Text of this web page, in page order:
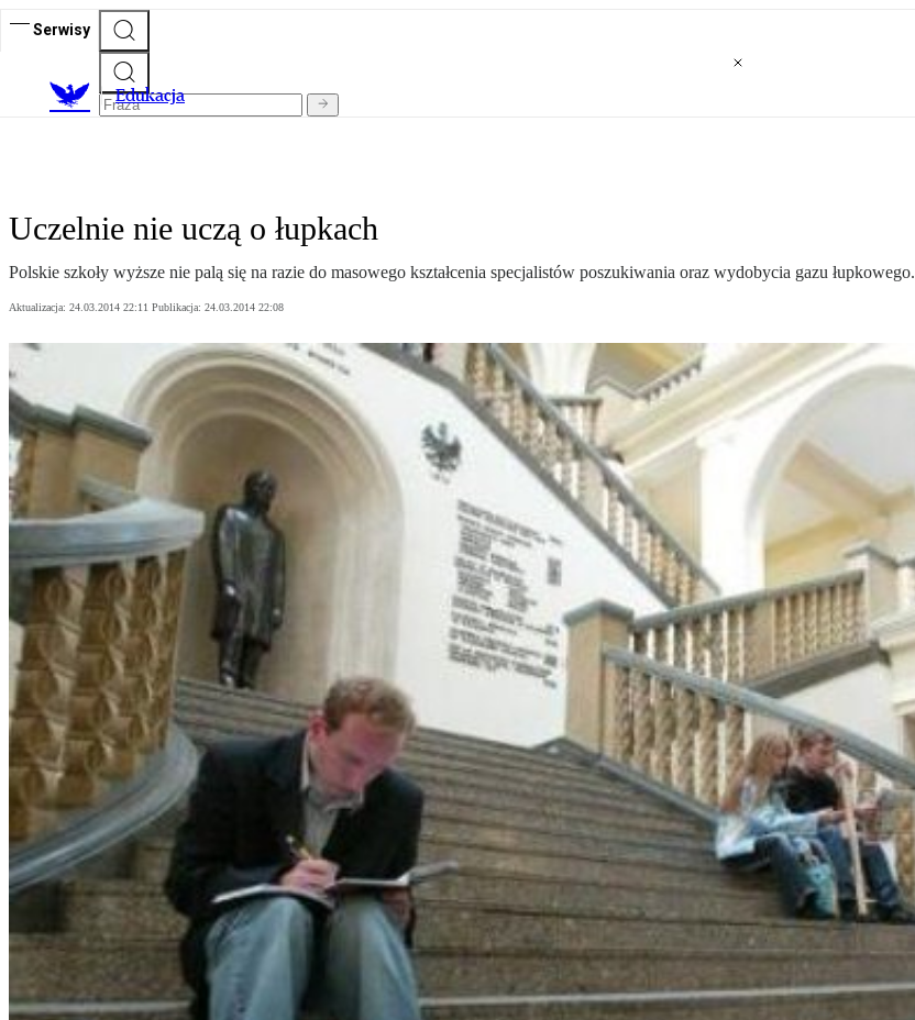
Serwisy
Edukacja
Uczelnie nie uczą o łupkach
Polskie szkoły wyższe nie palą się na razie do masowego kształcenia specjalistów poszukiwania oraz wydobycia gazu łupkowego.
Aktualizacja: 24.03.2014 22:11 Publikacja: 24.03.2014 22:08